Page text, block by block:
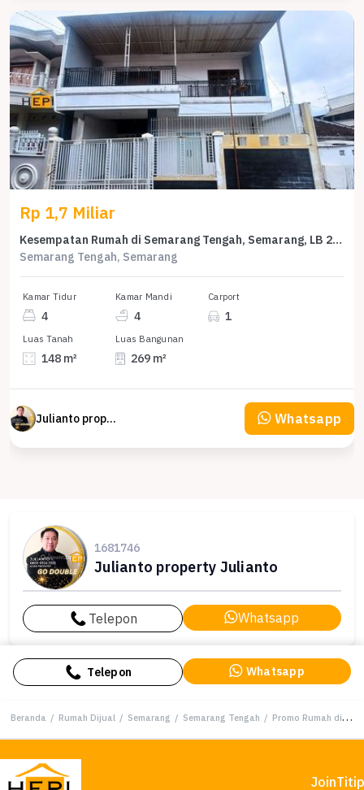
Rp 1,7 Miliar
Kesempatan Rumah di Semarang Tengah, Semarang, LB 269m², Harga 1,7 Miliar
Semarang Tengah, Semarang
Kamar Tidur
4
Kamar Mandi
4
Carport
1
Luas Tanah
148 m²
Luas Bangunan
269 m²
Julianto property Julianto Whatsapp
1681746
Julianto property Julianto
Telepon Whatsapp
Telepon Whatsapp
Beranda / Rumah Dijual / Semarang / Semarang Tengah / Promo Rumah di Semarang Tengah, Semarang, LB 70m², Harga 2 Miliar
Join